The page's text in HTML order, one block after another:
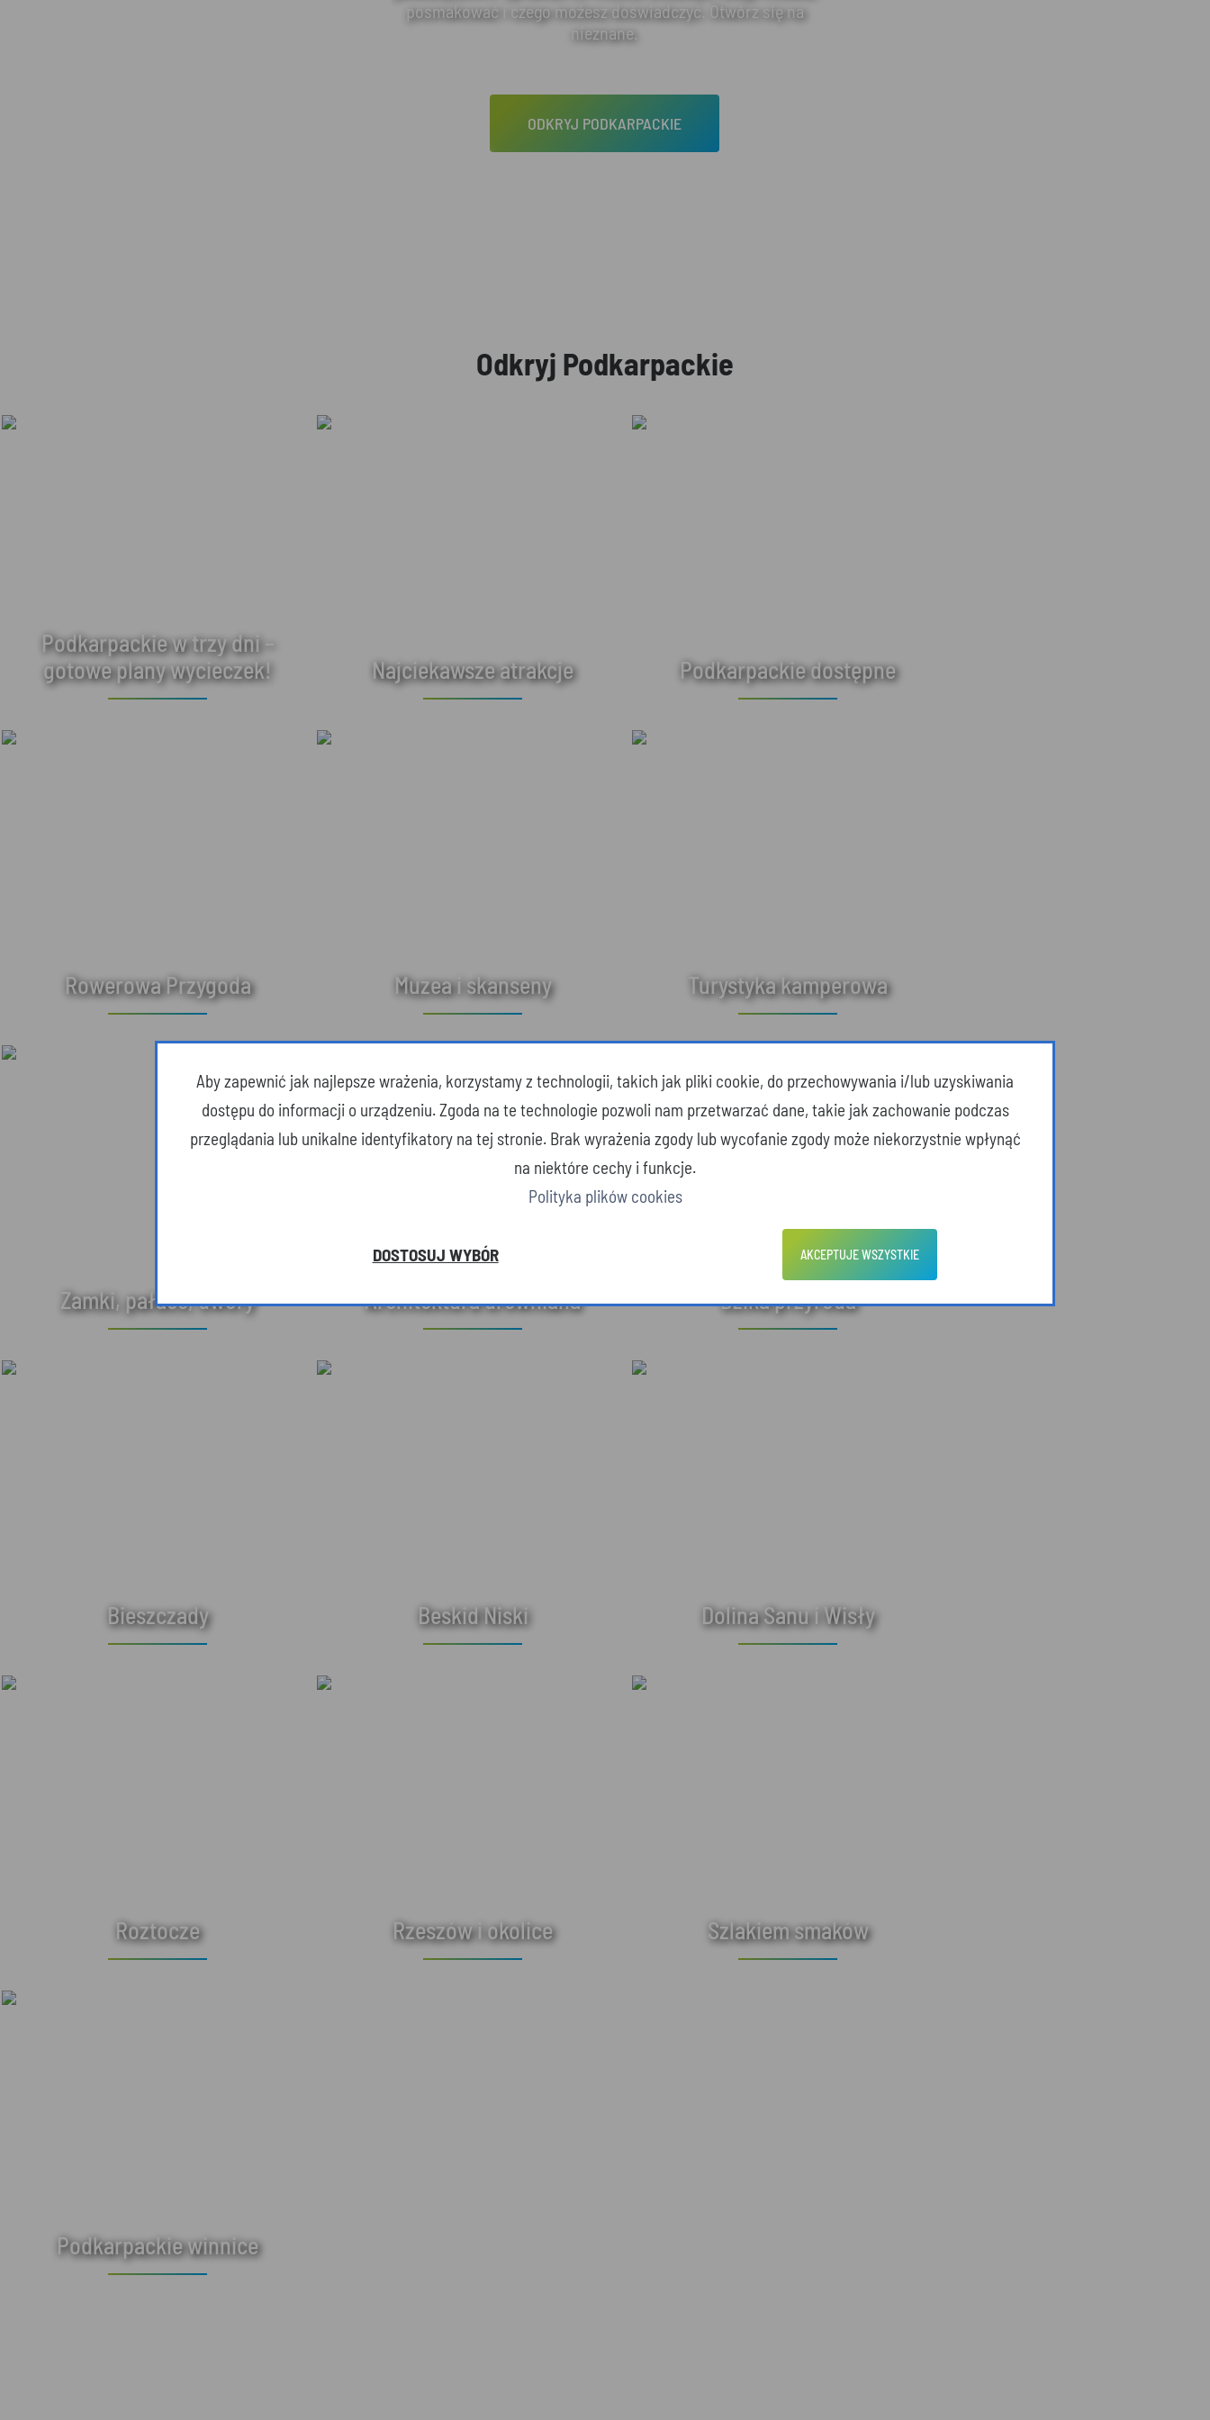
posmakować i czego możesz doświadczyć. Otwórz się na
nieznane.
ODKRYJ PODKARPACKIE
Odkryj Podkarpackie
Podkarpackie w trzy dni –
gotowe plany wycieczek!
Najciekawsze atrakcje Podkarpackie dostępne
Rowerowa Przygoda Muzea i skanseny Turystyka kamperowa
Zamki, pałace, dwory Architektura drewniana Dzika przyroda
Bieszczady Beskid Niski Dolina Sanu i Wisły
Roztocze Rzeszów i okolice Szlakiem smaków
Podkarpackie winnice
Aby zapewnić jak najlepsze wrażenia, korzystamy z technologii, takich jak pliki cookie, do przechowywania i/lub uzyskiwania
dostępu do informacji o urządzeniu. Zgoda na te technologie pozwoli nam przetwarzać dane, takie jak zachowanie podczas
przeglądania lub unikalne identyfikatory na tej stronie. Brak wyrażenia zgody lub wycofanie zgody może niekorzystnie wpłynąć
na niektóre cechy i funkcje.
Polityka plików cookies
DOSTOSUJ WYBÓR AKCEPTUJE WSZYSTKIE